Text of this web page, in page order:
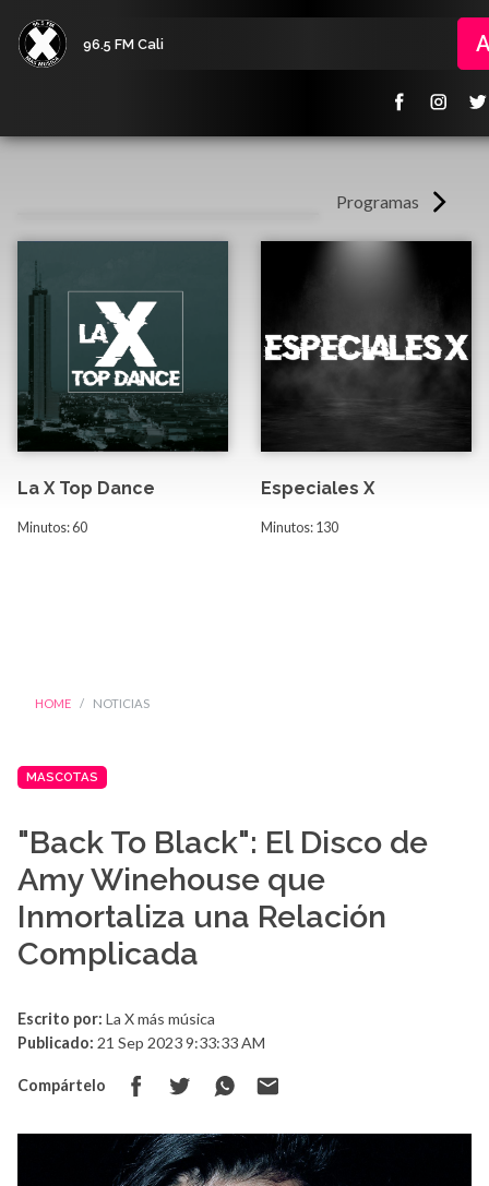
96.5 FM Cali
Programas
La X Top Dance
Minutos: 60
Especiales X
Minutos: 130
HOME NOTICIAS
MASCOTAS
"Back To Black": El Disco de
Amy Winehouse que
Inmortaliza una Relación
Complicada
Escrito por: La X más música
Publicado: 21 Sep 2023 9:33:33 AM
Compártelo